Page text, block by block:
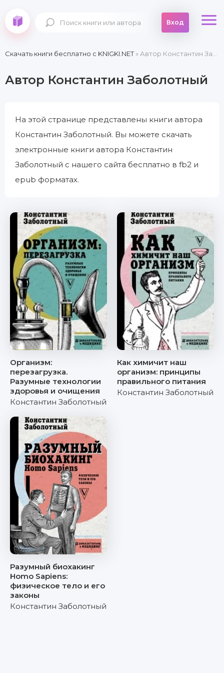
Вход
Скачать книги бесплатно c KNIGKI.NET» Автор Константин Заболотный
Автор Константин Заболотный
На этой странице представлены книги автора
Константин Заболотный. Вы можете скачать
электронные книги автора Константин
Заболотный с нашего сайта бесплатно в fb2 и
epub форматах.
Организм:
перезагрузка.
Разумные технологии
здоровья и очищения
Константин Заболотный
Как химичит наш
организм: принципы
правильного питания
Константин Заболотный
Разумный биохакинг
Homo Sapiens:
физическое тело и его
законы
Константин Заболотный